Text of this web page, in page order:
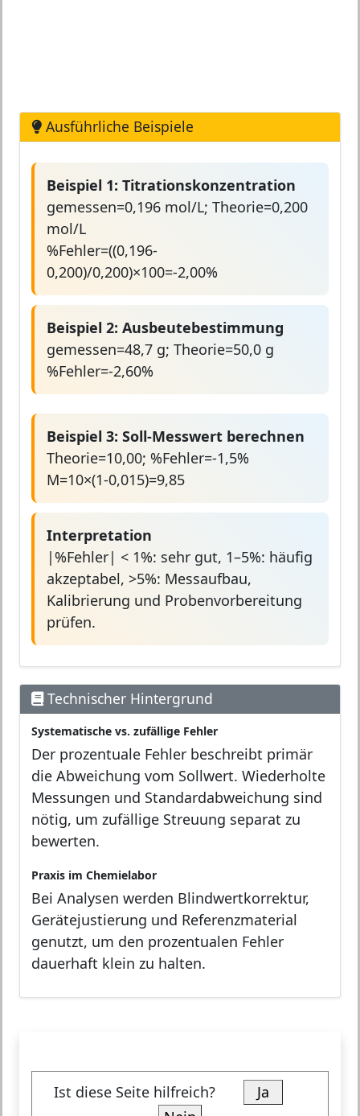
Ausführliche Beispiele
Beispiel 1: Titrationskonzentration
gemessen=0,196 mol/L; Theorie=0,200
mol/L
%Fehler=((0,196-
0,200)/0,200)×100=-2,00%
Beispiel 2: Ausbeutebestimmung
gemessen=48,7 g; Theorie=50,0 g
%Fehler=-2,60%
Beispiel 3: Soll-Messwert berechnen
Theorie=10,00; %Fehler=-1,5%
M=10×(1-0,015)=9,85
Interpretation
|%Fehler| < 1%: sehr gut, 1–5%: häufig
akzeptabel, >5%: Messaufbau,
Kalibrierung und Probenvorbereitung
prüfen.
Technischer Hintergrund
Systematische vs. zufällige Fehler
Der prozentuale Fehler beschreibt primär
die Abweichung vom Sollwert. Wiederholte
Messungen und Standardabweichung sind
nötig, um zufällige Streuung separat zu
bewerten.
Praxis im Chemielabor
Bei Analysen werden Blindwertkorrektur,
Gerätejustierung und Referenzmaterial
genutzt, um den prozentualen Fehler
dauerhaft klein zu halten.
Ist diese Seite hilfreich?
Ja